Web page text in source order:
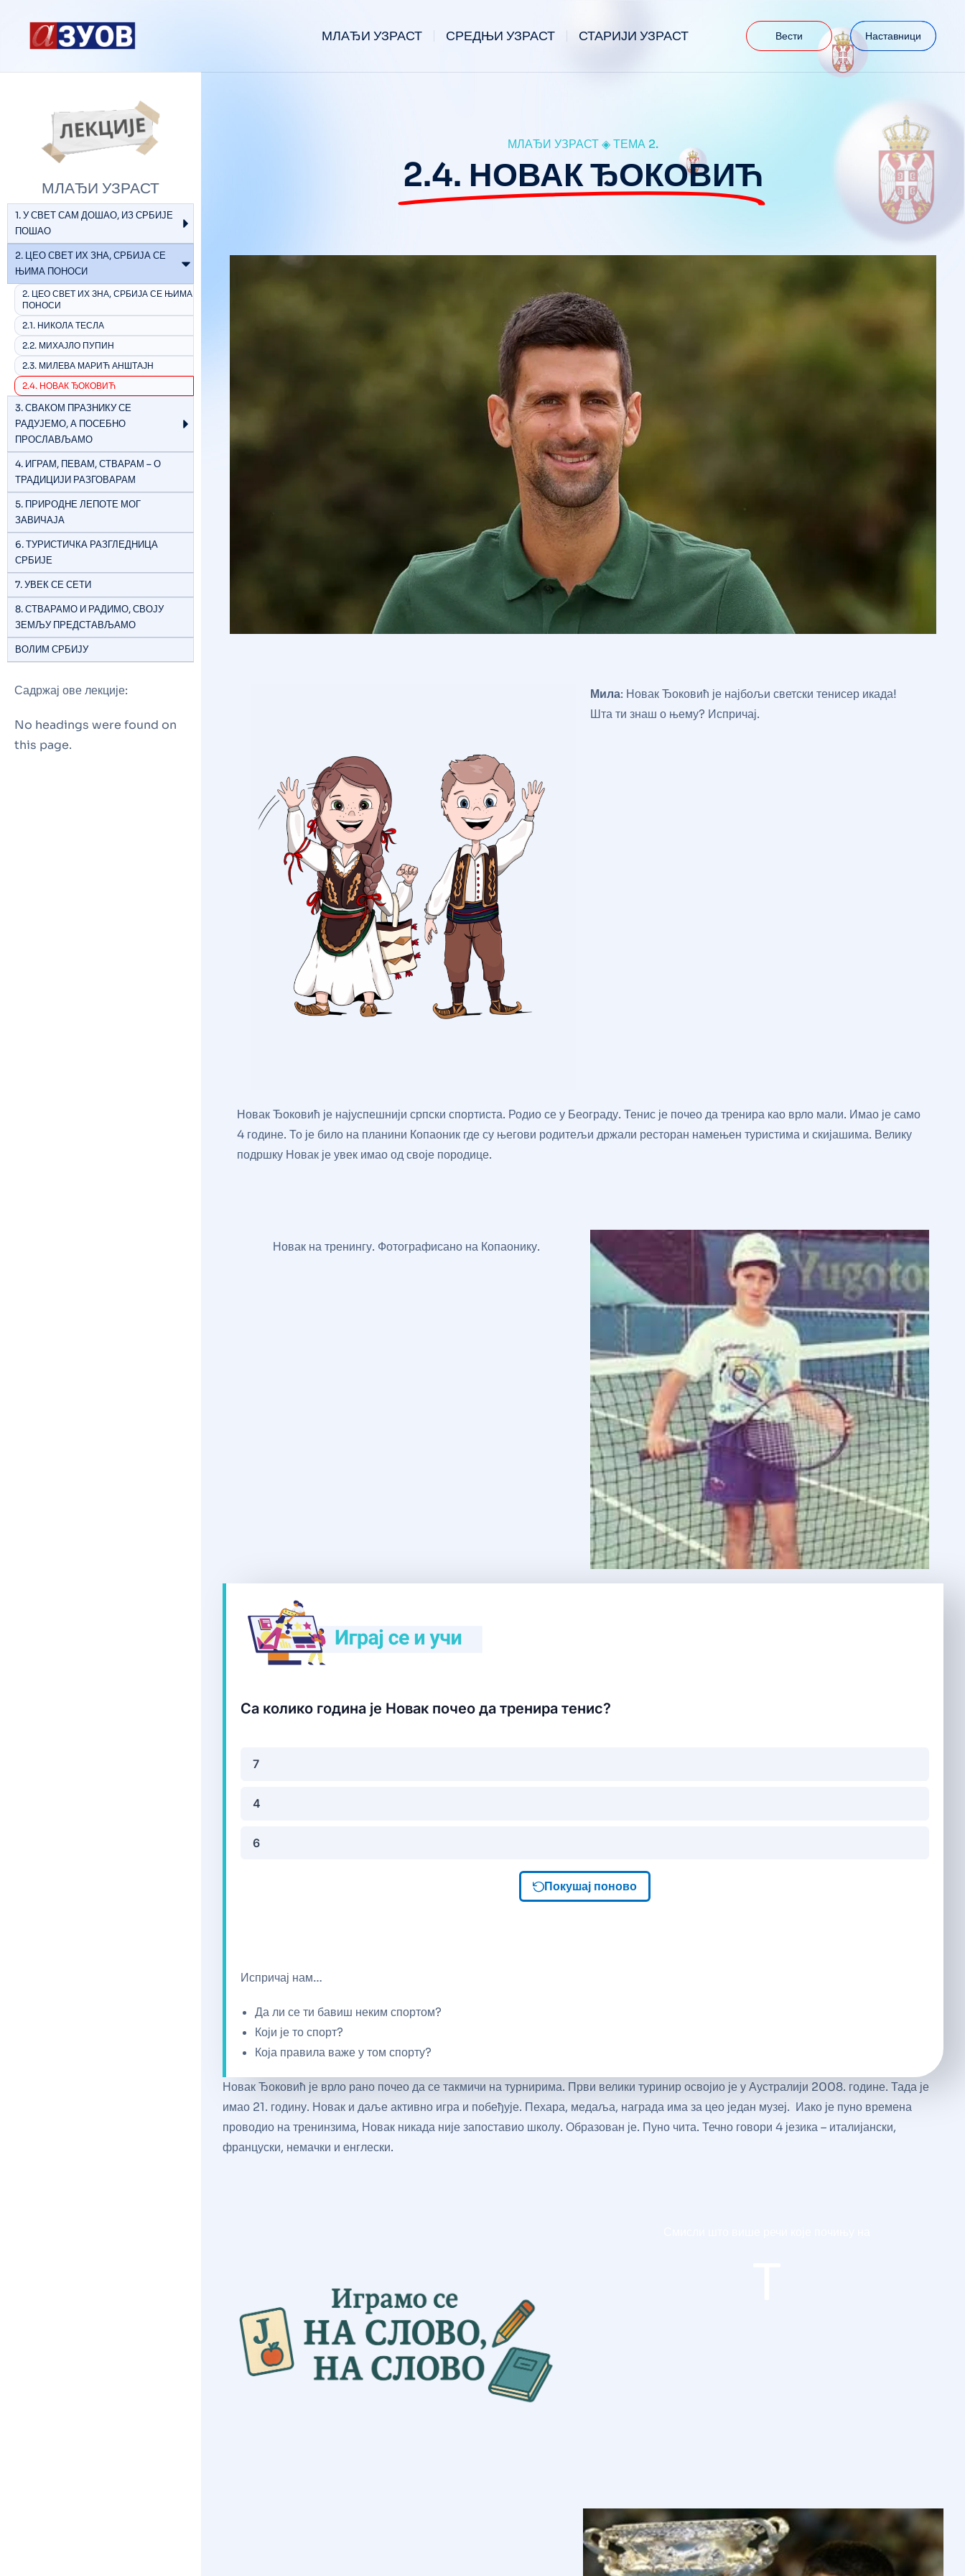
МЛАЂИ УЗРАСТ СРЕДЊИ УЗРАСТ СТАРИЈИ УЗРАСТ Вести Наставници
МЛАЂИ УЗРАСТ
1. У СВЕТ САМ ДОШАО, ИЗ СРБИЈЕ
ПОШАО
2. ЦЕО СВЕТ ИХ ЗНА, СРБИЈА СЕ
ЊИМА ПОНОСИ
2. ЦЕО СВЕТ ИХ ЗНА, СРБИЈА СЕ ЊИМА
ПОНОСИ
2.1. НИКОЛА ТЕСЛА
2.2. МИХАЈЛО ПУПИН
2.3. МИЛЕВА МАРИЋ АНШТАЈН
2.4. НОВАК ЂОКОВИЋ
3. СВАКОМ ПРАЗНИКУ СЕ
РАДУЈЕМО, А ПОСЕБНО
ПРОСЛАВЉАМО
4. ИГРАМ, ПЕВАМ, СТВАРАМ – О
ТРАДИЦИЈИ РАЗГОВАРАМ
5. ПРИРОДНЕ ЛЕПОТЕ МОГ
ЗАВИЧАЈА
6. ТУРИСТИЧКА РАЗГЛЕДНИЦА
СРБИЈЕ
7. УВЕК СЕ СЕТИ
8. СТВАРАМО И РАДИМО, СВОЈУ
ЗЕМЉУ ПРЕДСТАВЉАМО
ВОЛИМ СРБИЈУ
Садржај ове лекције:
No headings were found on
this page.
МЛАЂИ УЗРАСТ ◈ ТЕМА 2.
2.4. НОВАК ЂОКОВИЋ
Мила: Новак Ђоковић је најбољи светски тенисер икада!
Шта ти знаш о њему? Испричај.
Новак Ђоковић је најуспешнији српски спортиста. Родио се у Београду. Тенис је почео да тренира као врло мали. Имао је само
4 године. То је било на планини Копаоник где су његови родитељи држали ресторан намењен туристима и скијашима. Велику
подршку Новак је увек имао од своје породице.
Новак на тренингу. Фотографисано на Копаонику.
Испричај нам…
Да ли се ти бавиш неким спортом?
Који је то спорт?
Која правила важе у том спорту?
Новак Ђоковић је врло рано почео да се такмичи на турнирима. Први велики туринир освојио је у Аустралији 2008. године. Тада је
имао 21. годину. Новак и даље активно игра и побеђује. Пехара, медаља, награда има за цео један музеј. Иако је пуно времена
проводио на тренинзима, Новак никада није запоставио школу. Образован је. Пуно чита. Течно говори 4 језика – италијански,
француски, немачки и енглески.